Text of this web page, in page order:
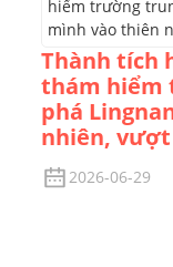
Thành tích
thám hiểm
phá
nhiên,
2026-06-29